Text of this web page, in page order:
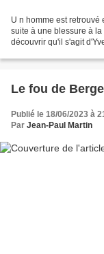
U n homme est retrouvé
suite à une blessure à
découvrir qu'il s'agit
Le fou de
Publié le 18/06/2023 à
Par Jean-Paul Martin